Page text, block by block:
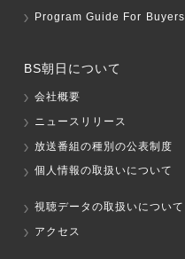
Program Guide For Buyers
BS朝日について
会社概要
ニュースリリース
放送番組の種別の公表制度
個人情報の取扱いについて
視聴データの取扱いについて
アクセス